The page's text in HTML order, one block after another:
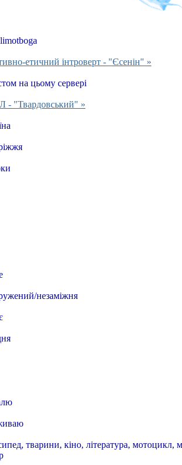
етичний інтроверт - "Єсенін" »
на цьому сервері
- "Твардовський" »
незаміжня
тварини, кіно, література, мотоцикл,